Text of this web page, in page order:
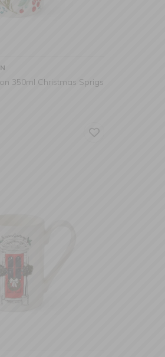
350ml Christmas Sprigs